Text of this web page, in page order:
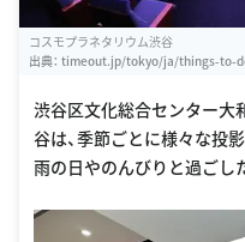
コスモプラネタリウム渋谷
出典： timeout.jp/tokyo/ja/things-to-
83%A0%E6%B8%8B%E8%B0%B7
渋谷区文化総合センター大
谷は、季節ごとに様々な投
雨の日やのんびりと過ごし